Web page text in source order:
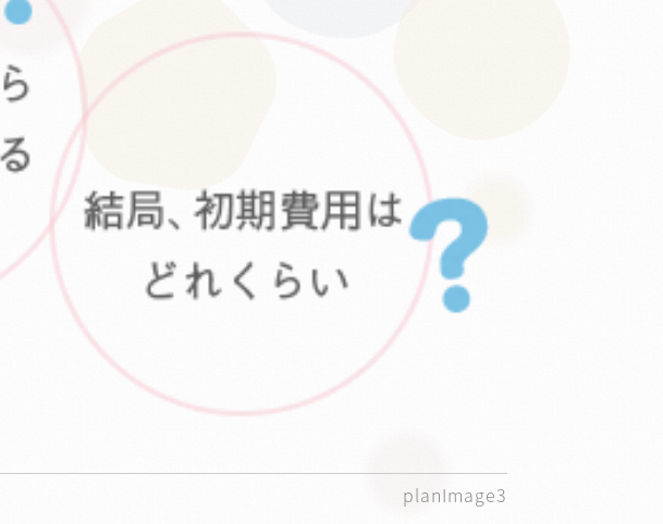
planImage3